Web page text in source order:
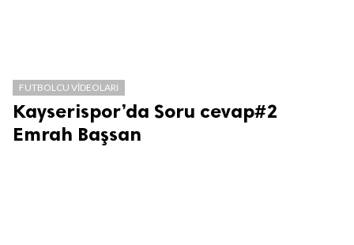
FUTBOLCU VIDEOLARI
Kayserispor’da Soru cevap#2
Emrah Başsan